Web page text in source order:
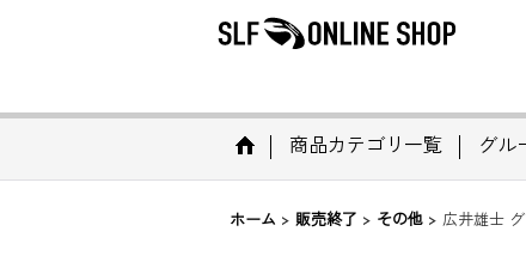
商品カテゴリ一覧 グル
ホーム > 販売終了 > その他 > 広井雄士